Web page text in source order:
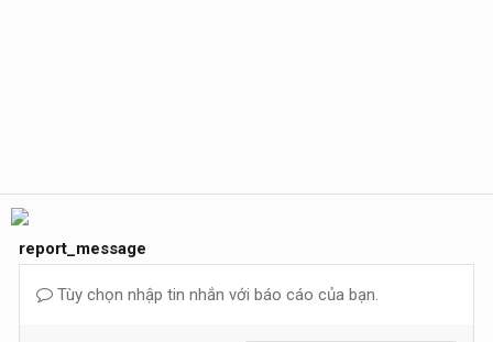
report_message
Tùy chọn nhập tin nhắn với báo cáo của bạn.